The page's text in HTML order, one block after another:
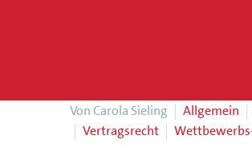
Von Carola Sieling Allgemein
Vertragsrecht